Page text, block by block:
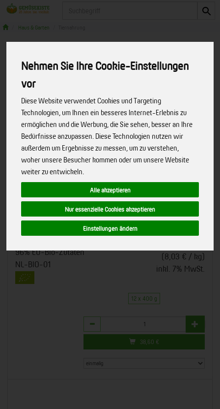
Nehmen Sie Ihre Cookie-Einstellungen
vor
Diese Website verwendet Cookies und Targeting
Technologien, um Ihnen ein besseres Internet-Erlebnis zu
ermöglichen und die Werbung, die Sie sehen, besser an Ihre
Bedürfnisse anzupassen. Diese Technologien nutzen wir
außerdem um Ergebnisse zu messen, um zu verstehen,
woher unsere Besucher kommen oder um unsere Website
weiter zu entwickeln.
Alle akzeptieren
Nur essenzielle Cookies akzeptieren
Einstellungen ändern
Haus & Garten
Katzen-Paté Fisch mit Spirulina
Zartes Pate, schonend zubereitet
Art.-Nr.
96% EU-Bio-Zutaten
NL-BIO-01
*
(8,03 € / kg)
inkl. 7% MwSt.
12 x 400 g
Anzahl
38,60 €